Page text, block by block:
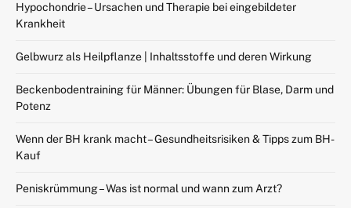
Hypochondrie – Ursachen und Therapie bei eingebildeter
Krankheit
Gelbwurz als Heilpflanze | Inhaltsstoffe und deren Wirkung
Beckenbodentraining für Männer: Übungen für Blase, Darm und
Potenz
Wenn der BH krank macht – Gesundheitsrisiken & Tipps zum BH-
Kauf
Peniskrümmung – Was ist normal und wann zum Arzt?